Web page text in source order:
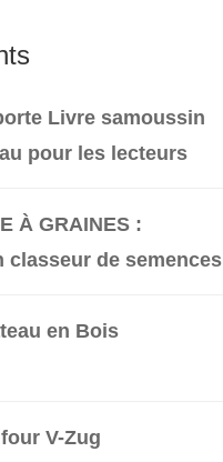
Livre samoussin
pour les lecteurs
À GRAINES :
classeur de semences
en Bois
V-Zug